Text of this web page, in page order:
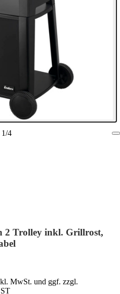
1/4
2 Trolley inkl. Grillrost,
MwSt. und ggf. zzgl.
ST